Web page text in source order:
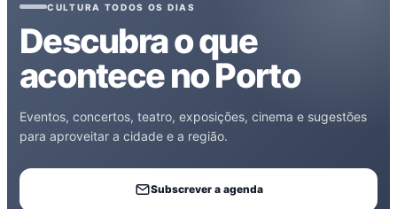
CULTURA TODOS OS DIAS
Descubra o que
acontece no Porto
Eventos, concertos, teatro, exposições, cinema e sugestões
para aproveitar a cidade e a região.
Subscrever a agenda